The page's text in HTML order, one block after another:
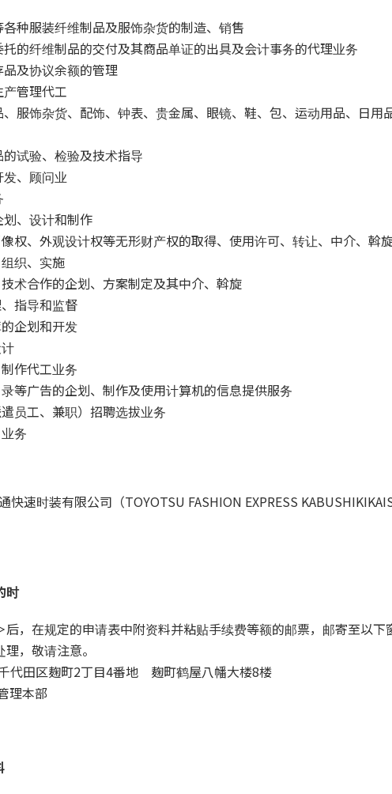
种服装纤维制品及服饰杂货的制造、销售
的纤维制品的交付及其商品单证的出具及会计事务的代理业务
及协议余额的管理
管理代工
服饰杂货、配饰、钟表、贵金属、眼镜、鞋、包、运动用品、日用
试验、检验及技术指导
、顾问业
、设计和制作
权、外观设计权等无形财产权的取得、使用许可、转让、中介、斡
织、实施
术合作的企划、方案制定及其中介、斡旋
指导和监督
企划和开发
作代工业务
等广告的企划、制作及使用计算机的信息提供服务
员工、兼职）招聘选拔业务
务
快速时装有限公司（TOYOTSU FASHION EXPRESS
时
，在规定的申请表中附资料并粘贴手续费等额的邮票，邮寄至以
，敬请注意。
代田区麹町2丁目4番地 麹町鹤屋八幡大楼8楼
理本部